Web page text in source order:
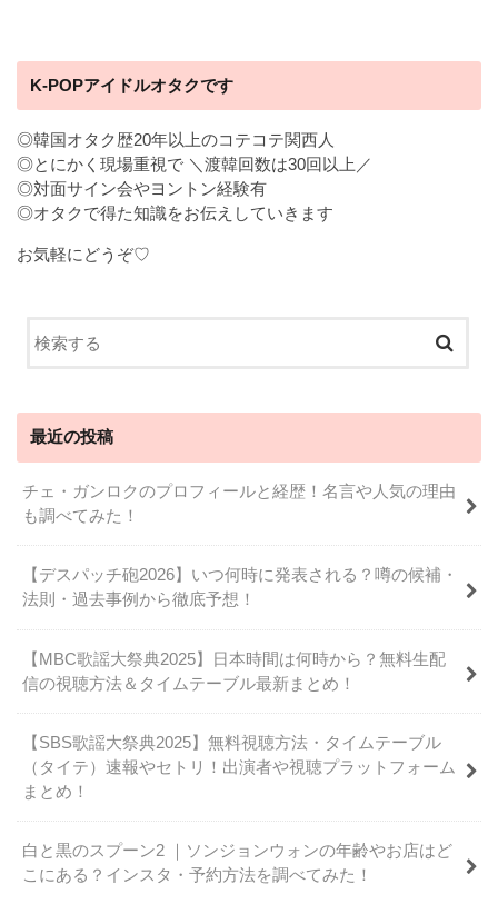
K-POPアイドルオタクです
◎韓国オタク歴20年以上のコテコテ関西人
◎とにかく現場重視で ＼渡韓回数は30回以上／
◎対面サイン会やヨントン経験有
◎オタクで得た知識をお伝えしていきます
お気軽にどうぞ♡
最近の投稿
チェ・ガンロクのプロフィールと経歴！名言や人気の理由
も調べてみた！
【デスパッチ砲2026】いつ何時に発表される？噂の候補・
法則・過去事例から徹底予想！
【MBC歌謡大祭典2025】日本時間は何時から？無料生配
信の視聴方法＆タイムテーブル最新まとめ！
【SBS歌謡大祭典2025】無料視聴方法・タイムテーブル
（タイテ）速報やセトリ！出演者や視聴プラットフォーム
まとめ！
白と黒のスプーン2 ｜ソンジョンウォンの年齢やお店はど
こにある？インスタ・予約方法を調べてみた！